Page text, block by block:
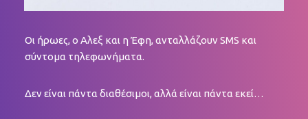
Οι ήρωες, ο Αλεξ και η Έφη, ανταλλάζουν SMS και
σύντομα τηλεφωνήματα.
Δεν είναι πάντα διαθέσιμοι, αλλά είναι πάντα εκεί…